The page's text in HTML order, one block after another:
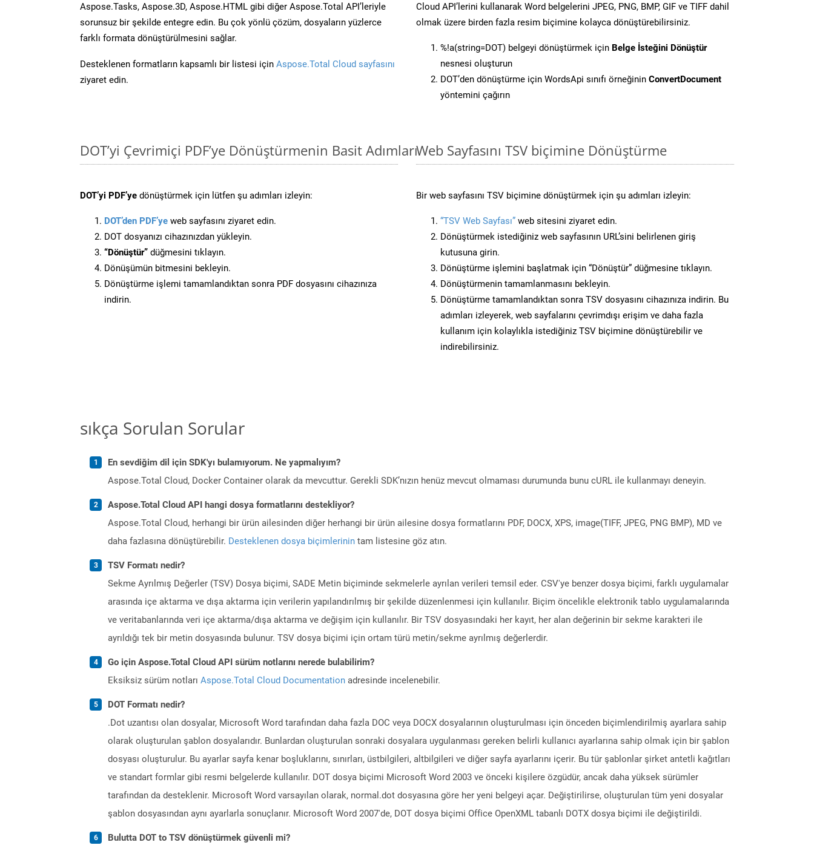
Aspose.Tasks, Aspose.3D, Aspose.HTML gibi diğer Aspose.Total API’leriyle
sorunsuz bir şekilde entegre edin. Bu çok yönlü çözüm, dosyaların yüzlerce
farklı formata dönüştürülmesini sağlar.
Desteklenen formatların kapsamlı bir listesi için Aspose.Total Cloud sayfasını
ziyaret edin.
Cloud API’lerini kullanarak Word belgelerini JPEG, PNG, BMP, GIF ve TIFF dahil
olmak üzere birden fazla resim biçimine kolayca dönüştürebilirsiniz.
%!a(string=DOT) belgeyi dönüştürmek için Belge İsteğini Dönüştür
nesnesi oluşturun
DOT’den dönüştürme için WordsApi sınıfı örneğinin ConvertDocument
yöntemini çağırın
DOT’yi Çevrimiçi PDF’ye Dönüştürmenin Basit Adımları
DOT’yi PDF’ye dönüştürmek için lütfen şu adımları izleyin:
DOT’den PDF’ye web sayfasını ziyaret edin.
DOT dosyanızı cihazınızdan yükleyin.
“Dönüştür” düğmesini tıklayın.
Dönüşümün bitmesini bekleyin.
Dönüştürme işlemi tamamlandıktan sonra PDF dosyasını cihazınıza
indirin.
Web Sayfasını TSV biçimine Dönüştürme
Bir web sayfasını TSV biçimine dönüştürmek için şu adımları izleyin:
“TSV Web Sayfası” web sitesini ziyaret edin.
Dönüştürmek istediğiniz web sayfasının URL’sini belirlenen giriş
kutusuna girin.
Dönüştürme işlemini başlatmak için “Dönüştür” düğmesine tıklayın.
Dönüştürmenin tamamlanmasını bekleyin.
Dönüştürme tamamlandıktan sonra TSV dosyasını cihazınıza indirin. Bu
adımları izleyerek, web sayfalarını çevrimdışı erişim ve daha fazla
kullanım için kolaylıkla istediğiniz TSV biçimine dönüştürebilir ve
indirebilirsiniz.
sıkça Sorulan Sorular
En sevdiğim dil için SDK'yı bulamıyorum. Ne yapmalıyım?
Aspose.Total Cloud, Docker Container olarak da mevcuttur. Gerekli SDK’nızın henüz mevcut olmaması durumunda bunu cURL ile kullanmayı deneyin.
Aspose.Total Cloud API hangi dosya formatlarını destekliyor?
Aspose.Total Cloud, herhangi bir ürün ailesinden diğer herhangi bir ürün ailesine dosya formatlarını PDF, DOCX, XPS, image(TIFF, JPEG, PNG BMP), MD ve
daha fazlasına dönüştürebilir. Desteklenen dosya biçimlerinin tam listesine göz atın.
TSV Formatı nedir?
Sekme Ayrılmış Değerler (TSV) Dosya biçimi, SADE Metin biçiminde sekmelerle ayrılan verileri temsil eder. CSV'ye benzer dosya biçimi, farklı uygulamalar
arasında içe aktarma ve dışa aktarma için verilerin yapılandırılmış bir şekilde düzenlenmesi için kullanılır. Biçim öncelikle elektronik tablo uygulamalarında
ve veritabanlarında veri içe aktarma/dışa aktarma ve değişim için kullanılır. Bir TSV dosyasındaki her kayıt, her alan değerinin bir sekme karakteri ile
ayrıldığı tek bir metin dosyasında bulunur. TSV dosya biçimi için ortam türü metin/sekme ayrılmış değerlerdir.
Go için Aspose.Total Cloud API sürüm notlarını nerede bulabilirim?
Eksiksiz sürüm notları Aspose.Total Cloud Documentation adresinde incelenebilir.
DOT Formatı nedir?
.Dot uzantısı olan dosyalar, Microsoft Word tarafından daha fazla DOC veya DOCX dosyalarının oluşturulması için önceden biçimlendirilmiş ayarlara sahip
olarak oluşturulan şablon dosyalarıdır. Bunlardan oluşturulan sonraki dosyalara uygulanması gereken belirli kullanıcı ayarlarına sahip olmak için bir şablon
dosyası oluşturulur. Bu ayarlar sayfa kenar boşluklarını, sınırları, üstbilgileri, altbilgileri ve diğer sayfa ayarlarını içerir. Bu tür şablonlar şirket antetli kağıtları
ve standart formlar gibi resmi belgelerde kullanılır. DOT dosya biçimi Microsoft Word 2003 ve önceki kişilere özgüdür, ancak daha yüksek sürümler
tarafından da desteklenir. Microsoft Word varsayılan olarak, normal.dot dosyasına göre her yeni belgeyi açar. Değiştirilirse, oluşturulan tüm yeni dosyalar
şablon dosyasından aynı ayarlarla sonuçlanır. Microsoft Word 2007'de, DOT dosya biçimi Office OpenXML tabanlı DOTX dosya biçimi ile değiştirildi.
Bulutta DOT to TSV dönüştürmek güvenli mi?